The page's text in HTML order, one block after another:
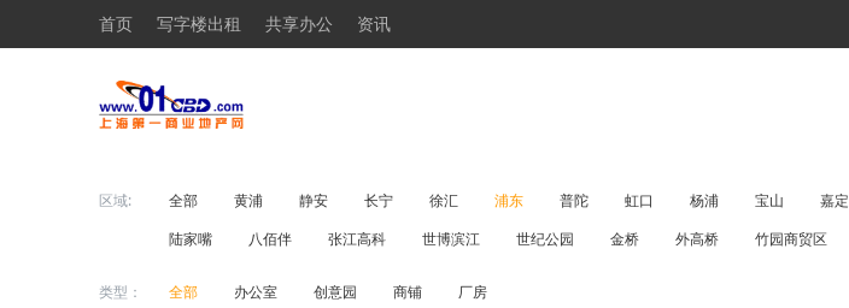
首页 写字楼出租 共享办公 资讯
区域: 全部 黄浦 静安 长宁 徐汇 浦东 普陀 虹口 杨浦 宝山 嘉定
陆家嘴
八佰伴 张江高科 世博滨江 世纪公园 金桥 外高桥 竹园商贸区
类型： 全部 办公室 创意园 商铺 厂房